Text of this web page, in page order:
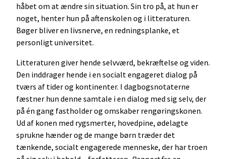
håbet om at ændre sin situation. Sin tro på, at hun er
noget, henter hun på aftenskolen og i litteraturen.
Bøger bliver en livsnerve, en redningsplanke, et
personligt universitet.
Litteraturen giver hende selvværd, bekræftelse og viden.
Den inddrager hende i en socialt engageret dialog på
tværs af tider og kontinenter. I dagbogsnotaterne
fæstner hun denne samtale i en dialog med sig selv, der
på én gang fastholder og omskaber rengøringskonen.
Ud af konen med rygsmerter, hovedpine, ødelagte
sprukne hænder og de mange børn træder det
tænkende, socialt engagerede menneske, der har troen